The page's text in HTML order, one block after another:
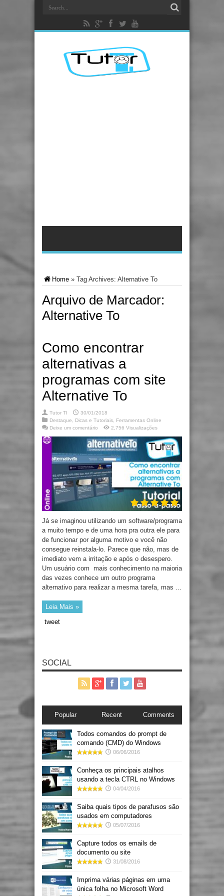
Home » Tag Archives: Alternative To
Arquivo de Marcador:
Alternative To
Como encontrar
alternativas a
programas com site
Alternative To
Tutor TI
30/01/2018
Destaque
Dicas e Tutoriais
Ferramentas Online
Deixe um comentário
2,756 Visualizações
Já se imaginou utilizando um software/programa
a muito tempo e de uma hora pra outra ele para
de funcionar por alguma motivo e você não
consegue reinstala-lo. Parece que não, mas de
imediato vem a irritação e após o desespero.
Um usuário com mais conhecimento na maioria
das vezes conhece um outro programa
alternativo para realizar a mesma tarefa, mas ...
Leia Mais »
tweet
SOCIAL
Popular Recent Comments
Todos comandos do prompt de
comando (CMD) do Windows
06/06/2016
Conheça os principais atalhos
usando a tecla CTRL no Windows
04/04/2016
Saiba quais tipos de parafusos são
usados em computadores
05/07/2016
Capture todos os emails de
documento ou site
31/08/2016
Imprima várias páginas em uma
única folha no Microsoft Word